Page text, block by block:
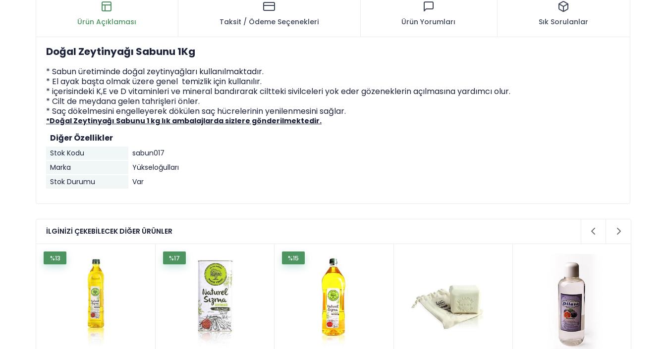
Ürün Açıklaması Taksit / Ödeme Seçenekleri Ürün Yorumları Sık Sorulanlar
Doğal Zeytinyağı Sabunu 1Kg
* Sabun üretiminde doğal zeytinyağları kullanılmaktadır.
* El ayak başta olmak üzere genel temizlik için kullanılır.
* içerisindeki K,E ve D vitaminleri ve mineral bandırarak ciltteki sivilceleri yok eder gözeneklerin açılmasına yardımcı olur.
* Cilt de meydana gelen tahrişleri önler.
* Saç dökelmesini engelleyerek dökülen saç hücrelerinin yenilenmesini sağlar.
*Doğal Zeytinyağı Sabunu 1 kg lık ambalajlarda sizlere gönderilmektedir.
Diğer Özellikler
Stok Kodu
sabun017
Marka
Yükseloğulları
Stok Durumu
Var
İLGINIZI ÇEKEBILECEK DIĞER ÜRÜNLER
%13 %17 %15